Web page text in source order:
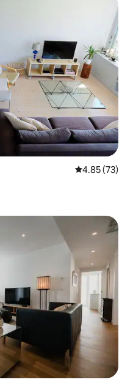
Calificación
4.85 (73)